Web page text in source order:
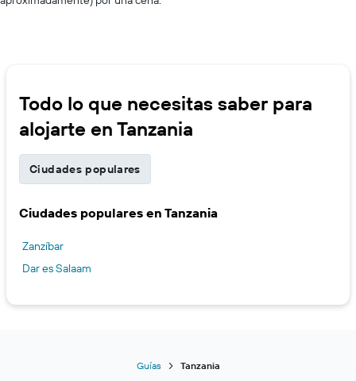
Todo lo que necesitas saber para
alojarte en Tanzania
Ciudades populares
Ciudades populares en Tanzania
Zanzíbar
Dar es Salaam
Guías Tanzania